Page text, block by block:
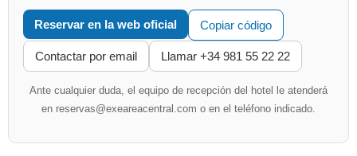
Reservar en la web oficial Copiar código
Contactar por email Llamar +34 981 55 22 22
Ante cualquier duda, el equipo de recepción del hotel le atenderá
en reservas@exeareacentral.com o en el teléfono indicado.